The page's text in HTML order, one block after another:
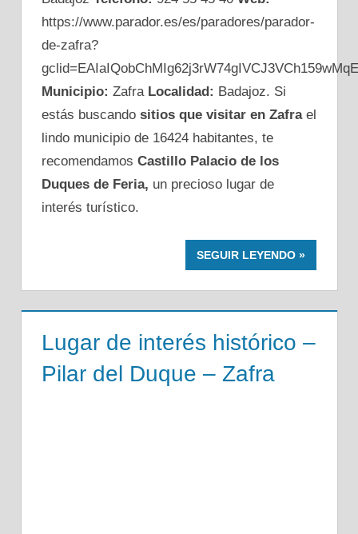
https://www.parador.es/es/paradores/parador-
de-zafra?
Municipio: Zafra Localidad: Badajoz. Si
estás buscando sitios que visitar en Zafrael
lindo municipio de 16424 habitantes, te
recomendamos Castillo Palacio de los
Duques de Feria, un precioso lugar de
interés turístico.
SEGUIR LEYENDO
Lugar de interés histórico –
Pilar del Duque – Zafra